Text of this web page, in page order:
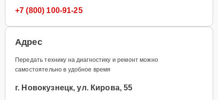
+7 (800) 100-91-25
Адрес
Передать технику на диагностику и ремонт можно
самостоятельно в удобное время
г. Новокузнецк, ул. Кирова, 55